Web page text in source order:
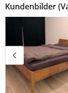
Kundenbilder